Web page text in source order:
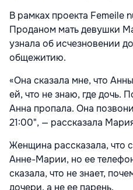
В рамках проекта Femeile
Проданом мать девушки
узнала об исчезновении
общежитию.
«Она сказала мне, что
ей, что не знаю, где дочь.
Анна пропала. Она
21:00", — рассказала
Женщина рассказала, что
Анне-Марии, но ее
сказала, что не знает,